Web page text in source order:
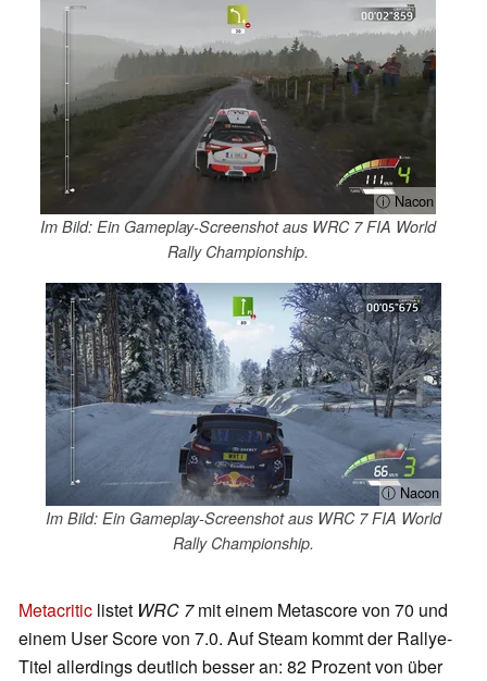
ⓘ Nacon
Im Bild: Ein Gameplay-Screenshot aus WRC 7 FIA World
Rally Championship.
ⓘ Nacon
Im Bild: Ein Gameplay-Screenshot aus WRC 7 FIA World
Rally Championship.
Metacritic listet WRC 7mit einem Metascore von 70 und
einem User Score von 7.0. Auf Steam kommt der Rallye-
Titel allerdings deutlich besser an: 82 Prozent von über